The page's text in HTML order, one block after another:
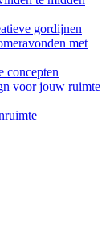
gordijnen
met
concepten
voor jouw ruimte